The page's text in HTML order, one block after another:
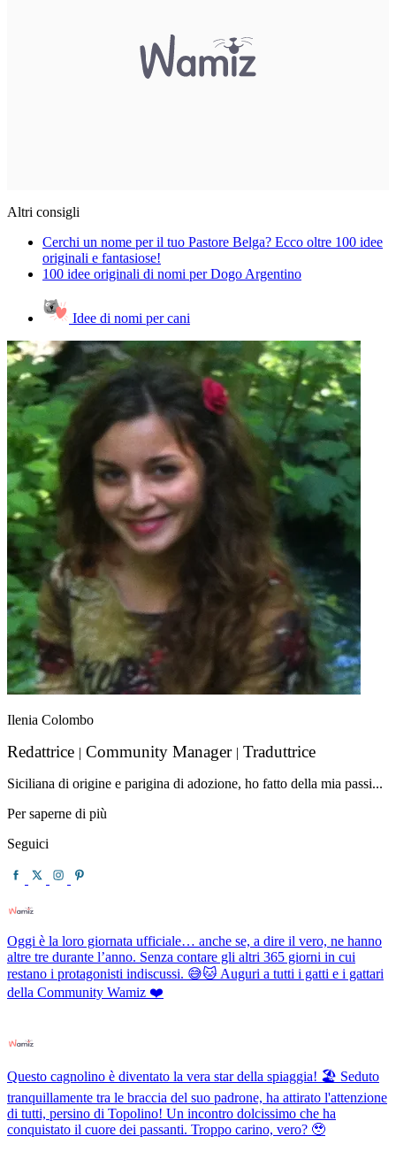
Altri consigli
Cerchi un nome per il tuo Pastore Belga? Ecco oltre 100 idee
originali e fantasiose!
100 idee originali di nomi per Dogo Argentino
Idee di nomi per cani
Ilenia Colombo
Redattrice | Community Manager | Traduttrice
Siciliana di origine e parigina di adozione, ho fatto della mia passi...
Per saperne di più
Seguici
Oggi è la loro giornata ufficiale… anche se, a dire il vero, ne hanno
altre tre durante l’anno. Senza contare gli altri 365 giorni in cui
restano i protagonisti indiscussi. 😅🐱 Auguri a tutti i gatti e i gattari
della Community Wamiz ❤️
Questo cagnolino è diventato la vera star della spiaggia! 🏖️ Seduto
tranquillamente tra le braccia del suo padrone, ha attirato l'attenzione
di tutti, persino di Topolino! Un incontro dolcissimo che ha
conquistato il cuore dei passanti. Troppo carino, vero? 🥹